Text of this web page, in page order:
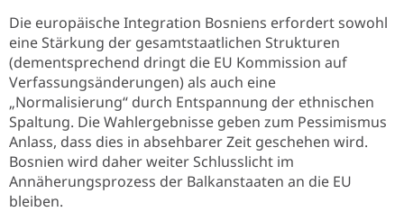
Die europäische Integration Bosniens erfordert sowohl
eine Stärkung der gesamtstaatlichen Strukturen
(dementsprechend dringt die EU Kommission auf
Verfassungsänderungen) als auch eine
„Normalisierung“ durch Entspannung der ethnischen
Spaltung. Die Wahlergebnisse geben zum Pessimismus
Anlass, dass dies in absehbarer Zeit geschehen wird.
Bosnien wird daher weiter Schlusslicht im
Annäherungsprozess der Balkanstaaten an die EU
bleiben.